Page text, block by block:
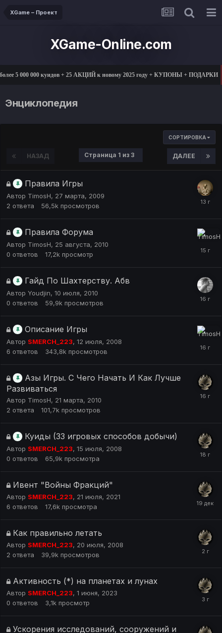
XGame – Проект
XGame-Online.com
5 000 000 куидов + 25 АКЦИЙ к новому 2025 году + КУПОНЫ + ПОДАРКИ
Энциклопедия
СОРТИРОВКА
НАЗАД ДАЛЕЕ
Страница 1 из 3
Правила Игры
Автор TimosH, 27 марта, 2009
2 ответа 56,5k просмотров
Правила Форума
Автор TimosH, 25 августа, 2010
0 ответов 17,2k просмотр
Гайд По Шахтерству. Абв
Автор Youdjin, 10 июля, 2010
0 ответов 59,9k просмотров
Описание Игры
Автор SMERCH_223, 12 июля, 2008
6 ответов 343,8k просмотров
Азы Игры. С Чего Начать И Как Лучше
Развиваться
Автор TimosH, 21 марта, 2010
2 ответа 101,7k просмотров
Куиды (33 игровых способов добычи)
Автор SMERCH_223, 15 июля, 2008
0 ответов 65,9k просмотра
Ивент "Войны Фракций"
Автор SMERCH_223, 21 июля, 2021
6 ответов 17,6k просмотра
Как правильно летать
Автор SMERCH_223, 20 июля, 2008
2 ответа 39,9k просмотров
Активность (*) на планетах и лунах
Автор SMERCH_223, 1 июня, 2023
0 ответов 3,1k просмотр
Ускорения исследований, сооружений и